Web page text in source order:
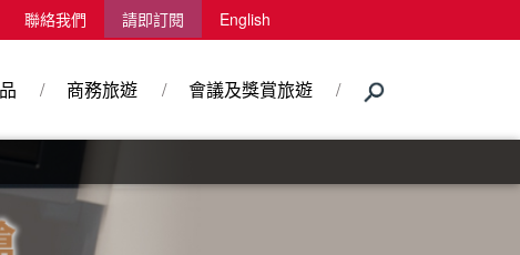
聯絡我們 請即訂閱 English
商務旅遊 會議及獎賞旅遊